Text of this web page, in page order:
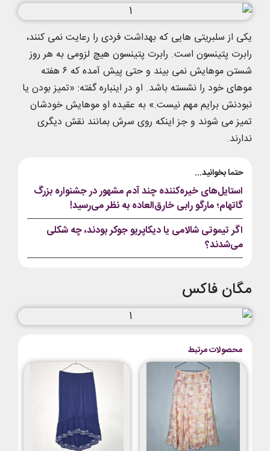
یکی از سلبریتی هایی که بهداشت فردی را رعایت نمی کنند،
رابرت پتینسون است. رابرت پتینسون هیچ لزومی به هر روز
شستن موهایش نمی بیند و حتی پیش آمده که ۶ هفته
موهای خود را نشسته باشد. او در اینباره گفته: «تمیز بودن یا
نبودنش برایم مهم نیست.» به عقیده او موهایش خودشان
تمیز می شوند و جز اینکه روی سرش بمانند نقش دیگری
ندارند.
حتما بخوانید...
استایل‌های خیره‌کننده چند آدم مشهور در جشنواره بزرگ
گاتهام؛ مارگو رابی خارق‌العاده به نظر می‌رسید!
اگر تیموتی شالامی یا دیکاپریو جوکر بودند، چه شکلی
می‌شدند؟
مگان فاکس
محصولات مرتبط